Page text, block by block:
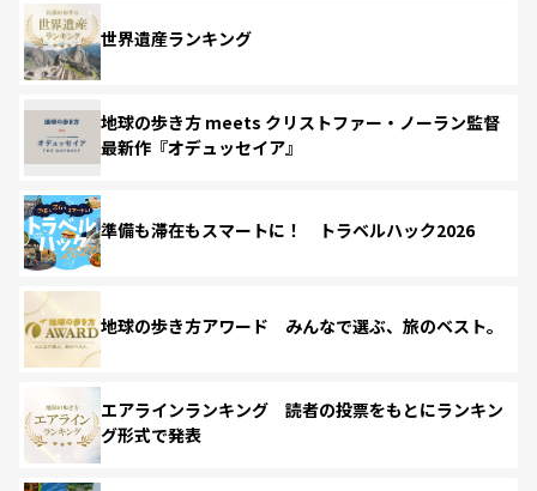
世界遺産ランキング
地球の歩き方 meets クリストファー・ノーラン監督
最新作『オデュッセイア』
準備も滞在もスマートに！ トラベルハック2026
地球の歩き方アワード みんなで選ぶ、旅のベスト。
エアラインランキング 読者の投票をもとにランキン
グ形式で発表